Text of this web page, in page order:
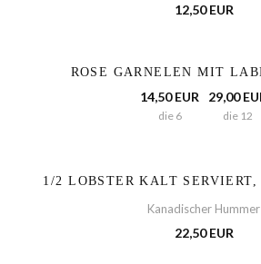
12,50 EUR
ROSE GARNELEN MIT
14,50 EUR
die 6
29,00
die 12
1/2 LOBSTER KALT
Kanadischer Hummer
22,50 EUR